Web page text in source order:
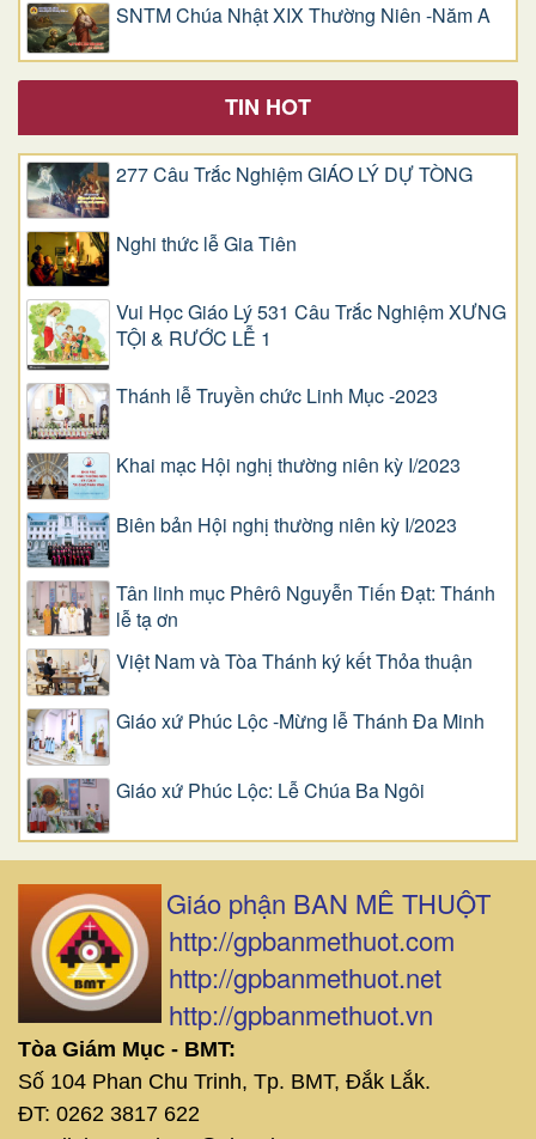
SNTM Chúa Nhật XIX Thường Niên -Năm A
TIN HOT
277 Câu Trắc Nghiệm GIÁO LÝ DỰ TÒNG
Nghi thức lễ Gia Tiên
Vui Học Giáo Lý 531 Câu Trắc Nghiệm XƯNG
TỘI & RƯỚC LỄ 1
Thánh lễ Truyền chức Linh Mục -2023
Khai mạc Hội nghị thường niên kỳ I/2023
Biên bản Hội nghị thường niên kỳ I/2023
Tân linh mục Phêrô Nguyễn Tiến Đạt: Thánh
lễ tạ ơn
Việt Nam và Tòa Thánh ký kết Thỏa thuận
Giáo xứ Phúc Lộc -Mừng lễ Thánh Đa Minh
Giáo xứ Phúc Lộc: Lễ Chúa Ba Ngôi
Giáo phận BAN MÊ THUỘT
http://gpbanmethuot.com
http://gpbanmethuot.net
http://gpbanmethuot.vn
Tòa Giám Mục - BMT:
Số 104 Phan Chu Trinh, Tp. BMT, Đắk Lắk.
ĐT: 0262 3817 622